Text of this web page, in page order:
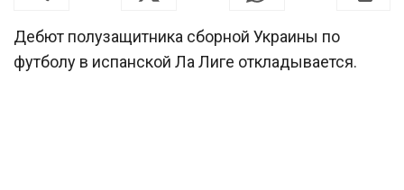
Дебют полузащитника сборной Украины по
футболу в испанской Ла Лиге откладывается.